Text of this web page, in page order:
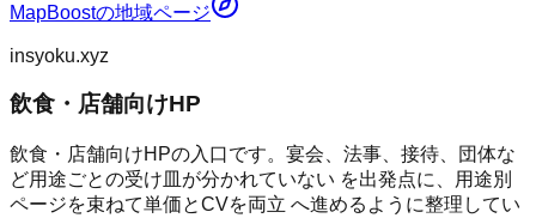
MapBoostの地域ページ
insyoku.xyz
飲食・店舗向けHP
飲食・店舗向けHPの入口です。宴会、法事、接待、団体な
ど用途ごとの受け皿が分かれていない を出発点に、用途別
ページを束ねて単価とCVを両立 へ進めるように整理してい